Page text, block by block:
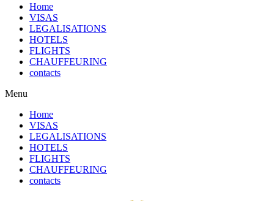
Home
VISAS
LEGALISATIONS
HOTELS
FLIGHTS
CHAUFFEURING
contacts
Menu
Home
VISAS
LEGALISATIONS
HOTELS
FLIGHTS
CHAUFFEURING
contacts